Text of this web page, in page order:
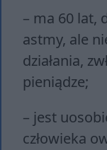
– ma 60 lat,
astmy, ale
działania,
pieniądze;
– jest
człowieka